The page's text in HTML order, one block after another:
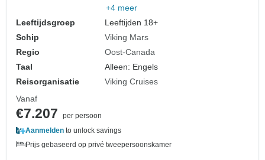
+4 meer
Leeftijdsgroep
Leeftijden 18+
Schip
Viking Mars
Regio
Oost-Canada
Taal
Alleen: Engels
Reisorganisatie
Viking Cruises
Vanaf
€7.207
per persoon
Aanmelden to unlock savings
Prijs gebaseerd op privé tweepersoonskamer